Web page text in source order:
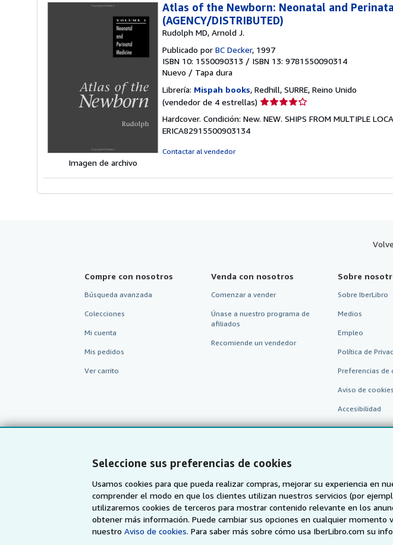
Seleccione sus preferencias de cookies
Usamos cookies para que pueda realizar compras, mejorar su experiencia en
comprender el modo en que los clientes utilizan nuestros servicios (por
utilizaremos cookies de terceros para mostrar contenido relevante en los
obtener más información. Puede cambiar sus opciones en cualquier momento
nuestroAviso de cookies. Para saber más sobre cómo usa IberLibro.com su
Imagen de archivo
Atlas of the Newborn: Neonatal and
(AGENCY/DISTRIBUTED)
Rudolph MD, Arnold J.
Publicado por BC Decker, 1997
ISBN 10: 1550090313 / ISBN 13: 9781550090314
Nuevo / Tapa dura
Librería: Mispah books, Redhill, SURRE, Reino Unido
(vendedor de 4 estrellas) Calificación
vendedor:
Hardcover. Condición: New. NEW. SHIPS FROM MULTIPLE
ERICA82915500903134
Contactar al vendedor
Compre con nosotros
Búsqueda avanzada
Colecciones
Mi cuenta
Mis pedidos
Ver carrito
Venda con nosotros
Comenzar a vender
Únase a nuestro programa de
afiliados
Recomiende un vendedor
Sobre
Sobre IberLibro
Medios
Empleo
Política de
Preferencias de
Aviso de cookies
Accesibilidad
AbeBooks.com AbeBooks.co.uk AbeBooks.de AbeBooks.fr